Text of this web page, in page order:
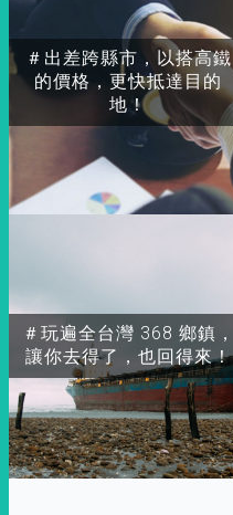
＃出差跨縣市，以搭高鐵
的價格，更快抵達目的
地！
＃玩遍全台灣 368 鄉鎮，
讓你去得了，也回得來！